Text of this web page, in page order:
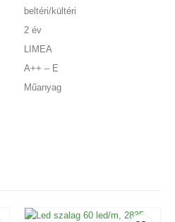
beltéri/kültéri
2 év
LIMEA
A++ – E
Műanyag